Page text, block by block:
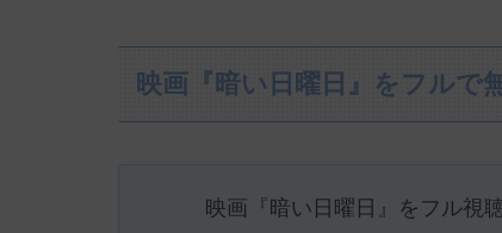
映画『暗い日曜日』をフルで
映画『暗い日曜日』をフル視